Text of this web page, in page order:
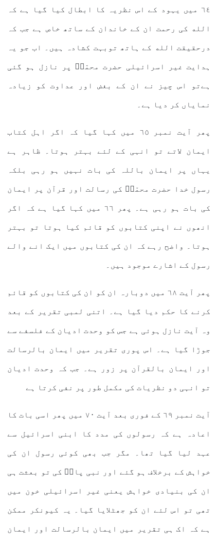
٦٤ میں یہود کے اس نظریہ کا ابطال کیا گیا ہے کہ
الله کی رحمت ان کے خاندان کے ساتھ خاص ہے جب کہ
درحقیقت الله کے ہاتھ توبہت کشادہ ہیں۔ اب جو یہ
ہدایت غیر اسرائیلی حضرت محمّدؐ پر نازل ہو گئی
ہےتو اس چیز نے ان کے بغض اور عداوت کو زیادہ
نمایاں کر دیا ہے۔
پھر آیت نمبر ٦٥ میں کہا گیا کہ اگر اہل کتاب
ایمان لاتے تو انہی کے لئے بہتر ہوتا۔ ظاہر ہے
یہاں پر ایمان باللہ کی بات نہیں ہو رہی بلکہ
رسول خدا حضرت محمّدؐ کی رسالت اور قرآن پر ایمان
کی بات ہو رہی ہے۔ پھر ٦٦ میں کہا گیا ہے کہ اگر
انھوں نے اپنی کتابوں کو قائم کیا ہوتا تو بہتر
ہوتا۔ واضح رہے کہ ان کی کتابوں میں ایک انے والے
رسول کے اشارے موجود ہیں۔
پھر آیت ٦٨ میں دوبارہ ان کو ان کی کتابوں کو قائم
کرنے کا حکم دیا گیا ہے۔ اتنی لمبی تقریر کے بعد
وہ آیت نازل ہوئی ہے جس کو وحدت ادیان کے فلسفے سے
جوڑا گیا ہے۔ اس پوری تقریر میں ایمان بالرسالت
اور ایمان بالقرآن پر زور ہے۔ جب کہ وحدت ادیان
تو انہی دو نظریات کی مکمل طور پر نفی کرتا ہے
آیت نمبر ٦۹ کے فوری بعد آیت ۷۰ میں پھر اسی بات کا
اعادہ ہے کہ رسولوں کی مدد کا ابنی اسرائیل سے
عہد لیا گیا تھا۔ مگر جب بھی کوئی رسول ان کی
خواہش کے برخلاف ہو گئے اور نبی پاکؐ کی تو بعثت ہی
ان کی بنیادی خواہش یعنی غیر اسرائیلی خون میں
تھی تو اس لئے ان کو جھٹلایا گیا۔ یہ کیونکر ممکن
ہے کہ اک ہی تقریر میں ایمان بالرسالت اور ایمان